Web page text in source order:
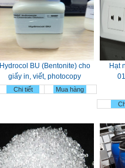
Hydrocol BU (Bentonite) cho
giấy in, viết, photocopy
Chi tiết Mua hàng
Hạt